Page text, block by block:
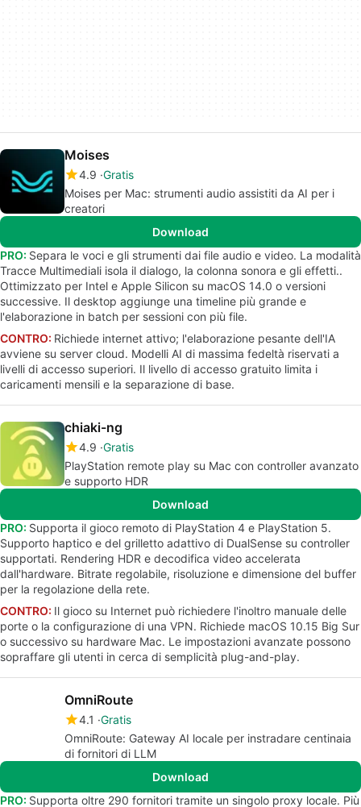
Moises
4.9 Gratis
Moises per Mac: strumenti audio assistiti da AI per i
creatori
Download
PRO: Separa le voci e gli strumenti dai file audio e video. La modalità
Tracce Multimediali isola il dialogo, la colonna sonora e gli effetti..
Ottimizzato per Intel e Apple Silicon su macOS 14.0 o versioni
successive. Il desktop aggiunge una timeline più grande e
l'elaborazione in batch per sessioni con più file.
CONTRO: Richiede internet attivo; l'elaborazione pesante dell'IA
avviene su server cloud. Modelli AI di massima fedeltà riservati a
livelli di accesso superiori. Il livello di accesso gratuito limita i
caricamenti mensili e la separazione di base.
chiaki-ng
4.9 Gratis
PlayStation remote play su Mac con controller avanzato
e supporto HDR
Download
PRO: Supporta il gioco remoto di PlayStation 4 e PlayStation 5.
Supporto haptico e del grilletto adattivo di DualSense su controller
supportati. Rendering HDR e decodifica video accelerata
dall'hardware. Bitrate regolabile, risoluzione e dimensione del buffer
per la regolazione della rete.
CONTRO: Il gioco su Internet può richiedere l'inoltro manuale delle
porte o la configurazione di una VPN. Richiede macOS 10.15 Big Sur
o successivo su hardware Mac. Le impostazioni avanzate possono
sopraffare gli utenti in cerca di semplicità plug-and-play.
OmniRoute
4.1 Gratis
OmniRoute: Gateway AI locale per instradare centinaia
di fornitori di LLM
Download
PRO: Supporta oltre 290 fornitori tramite un singolo proxy locale. Più